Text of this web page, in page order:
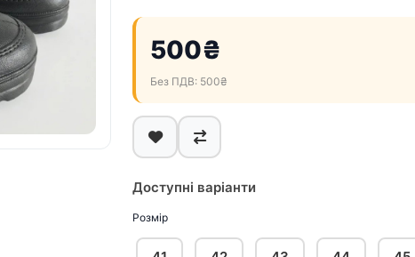
500₴
Без ПДВ: 500₴
Доступні варіанти
Розмір